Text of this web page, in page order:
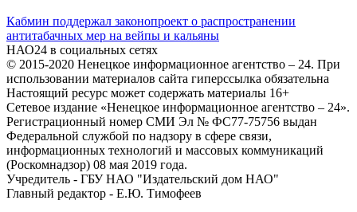
Кабмин поддержал законопроект о распространении
антитабачных мер на вейпы и кальяны
НАО24 в социальных сетях
© 2015-2020 Ненецкое информационное агентство – 24. При
использовании материалов сайта гиперссылка обязательна
Настоящий ресурс может содержать материалы 16+
Сетевое издание «Ненецкое информационное агентство – 24».
Регистрационный номер СМИ Эл № ФС77-75756 выдан
Федеральной службой по надзору в сфере связи,
информационных технологий и массовых коммуникаций
(Роскомнадзор) 08 мая 2019 года.
Учредитель - ГБУ НАО "Издательский дом НАО"
Главный редактор - Е.Ю. Тимофеев